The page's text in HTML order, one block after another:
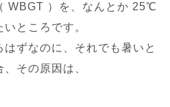
WBGT ）を、なんとか 25℃
いところです。
ずなのに、それでも暑いと
その原因は、